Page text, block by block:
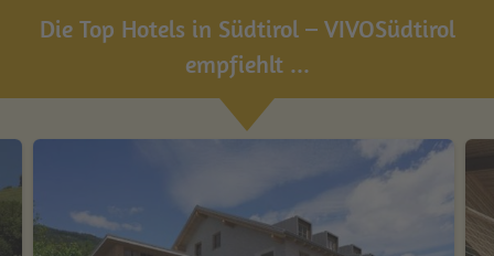
Die Top Hotels in Südtirol – VIVOSüdtirol
empfiehlt ...